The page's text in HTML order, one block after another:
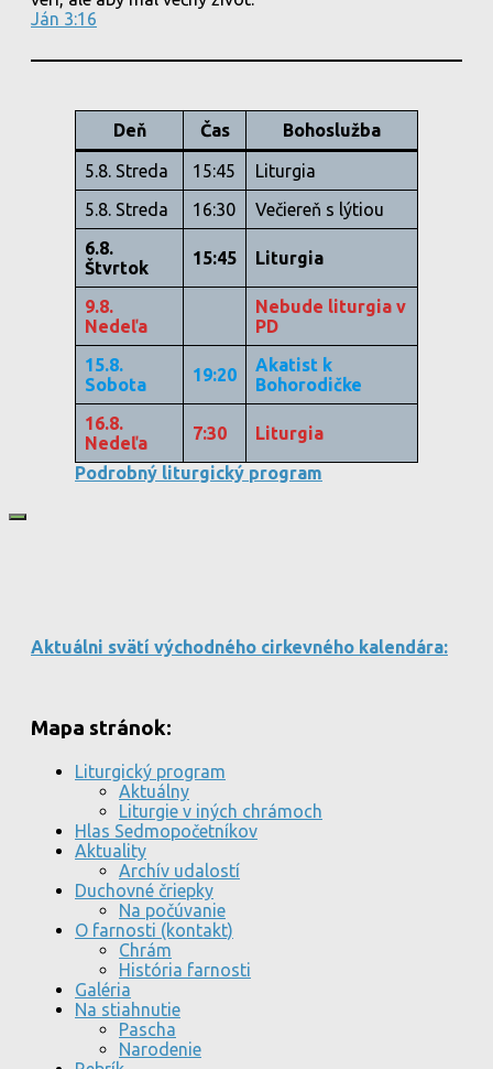
Ján 3:16
Deň Čas Bohoslužba
5.8. Streda 15:45
Liturgia
5.8. Streda
16:30
Večiereň s lýtiou
6.8.
Štvrtok
15:45 Liturgia
9.8.
Nedeľa
Nebude liturgia v
PD
15.8.
Sobota
19:20
Akatist k
Bohorodičke
16.8.
Nedeľa
7:30
Liturgia
Podrobný liturgický program
Aktuálni svätí východného cirkevného kalendára:
Mapa stránok:
Liturgický program
Aktuálny
Liturgie v iných chrámoch
Hlas Sedmopočetníkov
Aktuality
Archív udalostí
Duchovné čriepky
Na počúvanie
O farnosti (kontakt)
Chrám
História farnosti
Galéria
Na stiahnutie
Pascha
Narodenie